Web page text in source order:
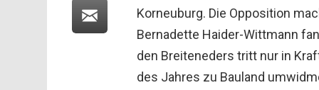
Korneuburg. Die Opposition
Bernadette Haider-Wittmann
den Breiteneders tritt nur in
des Jahres zu Bauland